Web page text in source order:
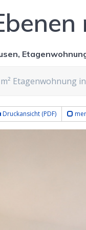
Etagenwohnung
Druckansicht (PDF)